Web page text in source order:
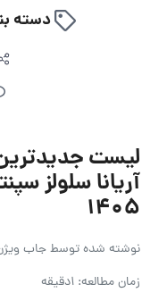
دسته
لیست
۱۴۰۵
نوشته شده توسطجاب
زمان مطالعه: 1دقیقه